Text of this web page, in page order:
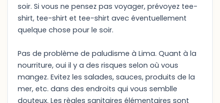
soir. Si vous ne pensez pas voyager, prévoyez tee-
shirt, tee-shirt et tee-shirt avec éventuellement
quelque chose pour le soir.
Pas de problème de paludisme à Lima. Quant à la
nourriture, oui il y a des risques selon où vous
mangez. Evitez les salades, sauces, produits de la
mer, etc. dans des endroits qui vous semblle
douteux. Les règles sanitaires élémentaires sont